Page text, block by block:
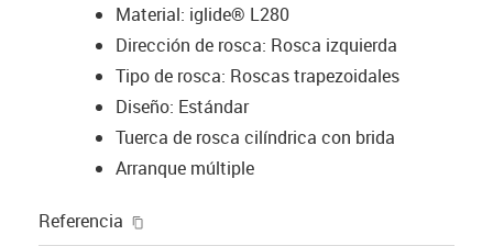
Material: iglide® L280
Dirección de rosca: Rosca izquierda
Tipo de rosca: Roscas trapezoidales
Diseño: Estándar
Tuerca de rosca cilíndrica con brida
Arranque múltiple
Referencia